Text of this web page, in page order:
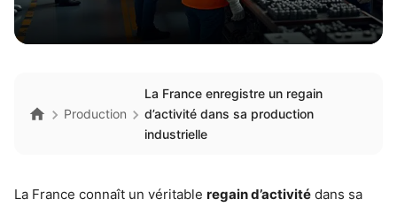
Production
La France enregistre un regain
d’activité dans sa production
industrielle
La France connaît un véritable regain d’activité dans sa